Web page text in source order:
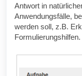
Antwort in
Anwendungsfälle,
werden soll, z.B.
Formulierungshilfen.